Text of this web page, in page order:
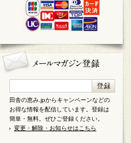
田舎の恵み.jpからキャンペーンなどの
お得な情報を配信しています。登録は
簡単・無料。ぜひご登録ください。
変更・解除・お知らせはこちら